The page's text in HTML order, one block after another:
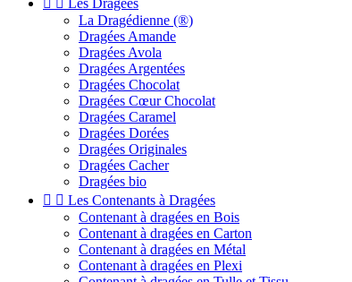
  Les Dragées
La Dragédienne (®)
Dragées Amande
Dragées Avola
Dragées Argentées
Dragées Chocolat
Dragées Cœur Chocolat
Dragées Caramel
Dragées Dorées
Dragées Originales
Dragées Cacher
Dragées bio
  Les Contenants à Dragées
Contenant à dragées en Bois
Contenant à dragées en Carton
Contenant à dragées en Métal
Contenant à dragées en Plexi